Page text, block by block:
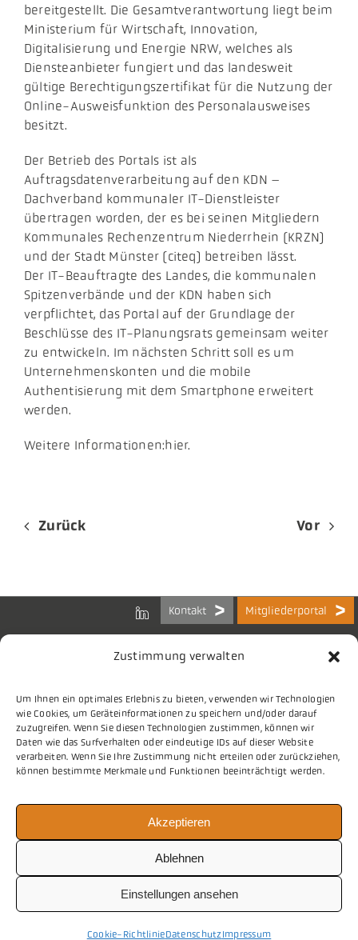
Zustimmung verwalten
Um Ihnen ein optimales Erlebnis zu bieten, verwenden wir Technologien
wie Cookies, um Geräteinformationen zu speichern und/oder darauf
zuzugreifen. Wenn Sie diesen Technologien zustimmen, können wir
Daten wie das Surfverhalten oder eindeutige IDs auf dieser Website
verarbeiten. Wenn Sie Ihre Zustimmung nicht erteilen oder zurückziehen,
können bestimmte Merkmale und Funktionen beeinträchtigt werden.
Akzeptieren
Ablehnen
Einstellungen ansehen
Cookie-RichtlinieDatenschutzImpressum
bereitgestellt. Die Gesamtverantwortung liegt beim
Ministerium für Wirtschaft, Innovation,
Digitalisierung und Energie NRW, welches als
Diensteanbieter fungiert und das landesweit
gültige Berechtigungszertifikat für die Nutzung der
Online-Ausweisfunktion des Personalausweises
besitzt.
​Der Betrieb des Portals ist als
Auftragsdatenverarbeitung auf den KDN –
Dachverband kommunaler IT-Dienstleister
übertragen worden, der es bei seinen Mitgliedern
Kommunales Rechenzentrum Niederrhein (KRZN)
und der Stadt Münster (citeq) betreiben lässt.
Der IT-Beauftragte des Landes, die kommunalen
Spitzenverbände und der KDN haben sich
verpflichtet, das Portal auf der Grundlage der
Beschlüsse des IT-Planungsrats gemeinsam weiter
zu entwickeln. Im nächsten Schritt soll es um
Unternehmenskonten und die mobile
Authentisierung mit dem Smartphone erweitert
werden.
Weitere Informationen:hier.
Zurück Vor
Kontakt Mitgliederportal
Bundes-Arbeitsgemeinschaft
der Kommunalen IT-Dienstleister e.V.
Charlottenstraße 65
10117 Berlin
Tel.030 2063 156 0
info@vitako.de